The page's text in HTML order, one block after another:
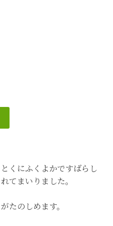
くにふくよかですばらし
てまいりました。
たのしめます。